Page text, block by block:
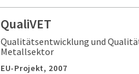
QualiVET
Qualitätsentwicklung und
Metallsektor
EU-Projekt, 2007